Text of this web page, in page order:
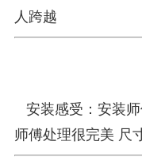
人跨越
安装感受：安装师
师傅处理很完美 尺